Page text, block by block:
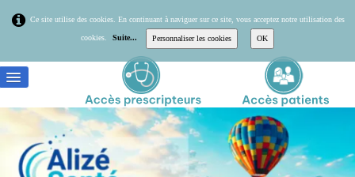
Ce site utilise des cookies. En continuant à naviguer sur ce site, vous acceptez notre utilisation des
cookies. Suite... Personnaliser les cookies OK
Accueil
Alizé Santé